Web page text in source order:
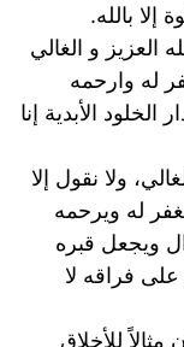
إلا بالله.
العزيز و الغالي
له وارحمه
الأبدية إنا
ولا نقول إلا
له ويرحمه
ويجعل قبره
فراقه لا
للأخلاق